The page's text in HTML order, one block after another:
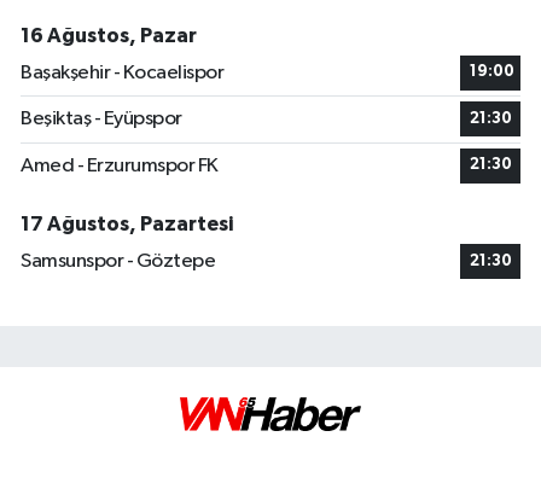
16 Ağustos, Pazar
Başakşehir - Kocaelispor
19:00
Beşiktaş - Eyüpspor 21:30
Amed - Erzurumspor FK 21:30
17 Ağustos, Pazartesi
Samsunspor - Göztepe
21:30